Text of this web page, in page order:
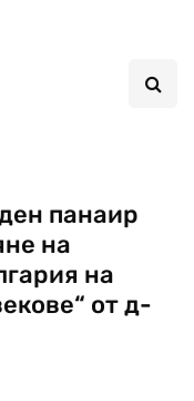
панаир
на
на
от д-